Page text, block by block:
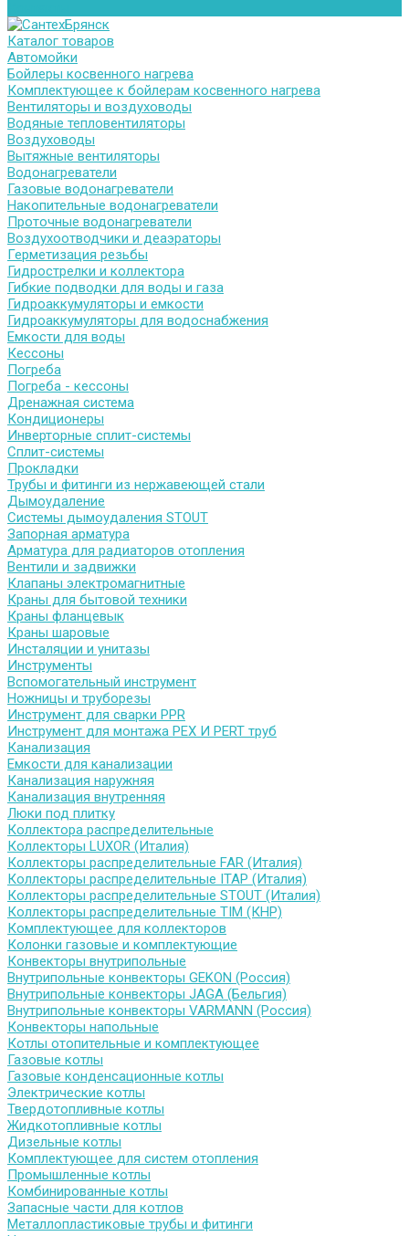
Каталог товаров
Автомойки
Бойлеры косвенного нагрева
Комплектующее к бойлерам косвенного нагрева
Вентиляторы и воздуховоды
Водяные тепловентиляторы
Воздуховоды
Вытяжные вентиляторы
Водонагреватели
Газовые водонагреватели
Накопительные водонагреватели
Проточные водонагреватели
Воздухоотводчики и деаэраторы
Герметизация резьбы
Гидрострелки и коллектора
Гибкие подводки для воды и газа
Гидроаккумуляторы и емкости
Гидроаккумуляторы для водоснабжения
Емкости для воды
Кессоны
Погреба
Погреба - кессоны
Дренажная система
Кондиционеры
Инверторные сплит-системы
Сплит-системы
Прокладки
Трубы и фитинги из нержавеющей стали
Дымоудаление
Системы дымоудаления STOUT
Запорная арматура
Арматура для радиаторов отопления
Вентили и задвижки
Клапаны электромагнитные
Краны для бытовой техники
Краны фланцевык
Краны шаровые
Инсталяции и унитазы
Инструменты
Вспомогательный инструмент
Ножницы и труборезы
Инструмент для сварки PPR
Инструмент для монтажа PEX И PERT труб
Канализация
Емкости для канализации
Канализация наружняя
Канализация внутренняя
Люки под плитку
Коллектора распределительные
Коллекторы LUXOR (Италия)
Коллекторы распределительные FAR (Италия)
Коллекторы распределительные ITAP (Италия)
Коллекторы распределительные STOUT (Италия)
Коллекторы распределительные TIM (КНР)
Комплектующее для коллекторов
Колонки газовые и комплектующие
Конвекторы внутрипольные
Внутрипольные конвекторы GEKON (Россия)
Внутрипольные конвекторы JAGA (Бельгия)
Внутрипольные конвекторы VARMANN (Россия)
Конвекторы напольные
Котлы отопительные и комплектующее
Газовые котлы
Газовые конденсационные котлы
Электрические котлы
Твердотопливные котлы
Жидкотопливные котлы
Дизельные котлы
Комплектующее для систем отопления
Промышленные котлы
Комбинированные котлы
Запасные части для котлов
Металлопластиковые трубы и фитинги